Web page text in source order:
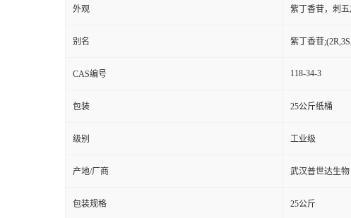
外观 紫丁香苷，刺
别名 紫丁香苷
CAS编号 118-34-3
包装 25公斤纸桶
级别 工业级
产地/厂商 武汉普世达生物
包装规格 25公斤